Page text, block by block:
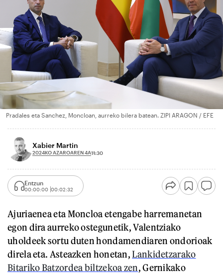
Pradales eta Sanchez, Moncloan, aurreko bilera batean. ZIPI ARAGON / EFE
Xabier Martin
2024KO AZAROAREN 4A11:30
Entzun
00:00:00 00:02:32
Ajuriaenea eta Moncloa etengabe harremanetan
egon dira aurreko ostegunetik, Valentziako
uholdeek sortu duten hondamendiaren ondorioak
direla eta. Asteazken honetan,Lankidetzarako
Bitariko Batzordea biltzekoa zen, Gernikako